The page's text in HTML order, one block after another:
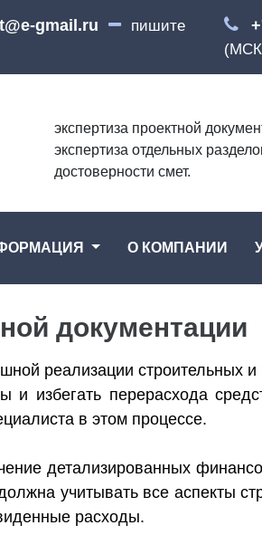
gmail.ru
пишите
экспертиза проектной
экспертиза отдельных
достоверности смет.
О КОМПАНИИ
документации
реализации строительных
и избегать перерасхода
в этом процессе.
детализированных
учитывать все аспекты
расходы.